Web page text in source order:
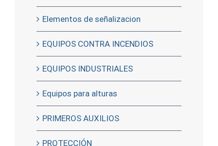
Elementos de señalizacion
EQUIPOS CONTRA INCENDIOS
EQUIPOS INDUSTRIALES
Equipos para alturas
PRIMEROS AUXILIOS
PROTECCIÓN